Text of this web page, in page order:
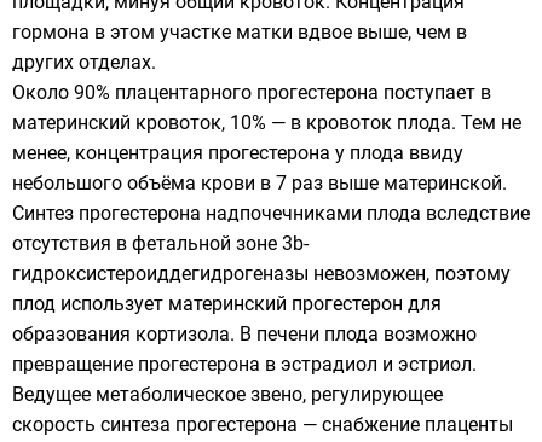
гормона в этом участке матки вдвое выше, чем в
других отделах.
Около 90% плацентарного прогестерона поступает в
материнский кровоток, 10% — в кровоток плода. Тем не
менее, концентрация прогестерона у плода ввиду
небольшого объёма крови в 7 раз выше материнской.
Синтез прогестерона надпочечниками плода вследствие
отсутствия в фетальной зоне 3b-
гидроксистероиддегидрогеназы невозможен, поэтому
плод использует материнский прогестерон для
образования кортизола. В печени плода возможно
превращение прогестерона в эстрадиол и эстриол.
Ведущее метаболическое звено, регулирующее
скорость синтеза прогестерона — снабжение плаценты